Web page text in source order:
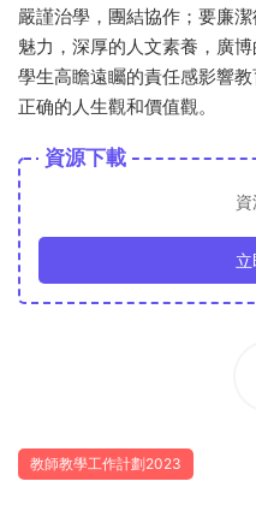
嚴謹治學，團結協作；要廉
魅力，深厚的人文素養，廣
學生高瞻遠矚的責任感影響
正确的人生觀和價值觀。
資源下載
教師教學工作計劃2023